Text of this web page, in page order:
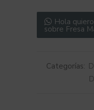
Hola
sobre Fresa
Categorías: